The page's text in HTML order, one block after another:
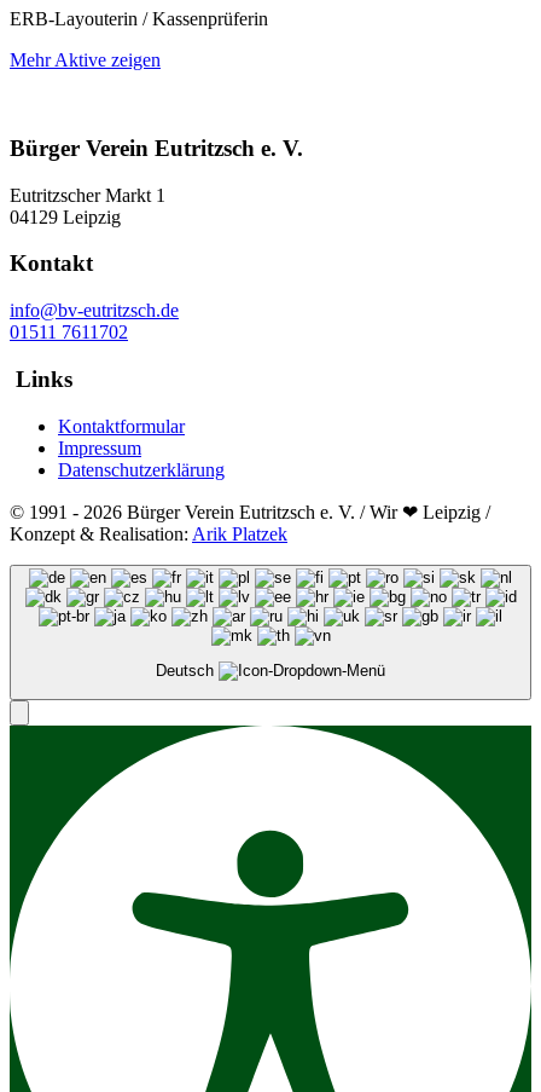
ERB-Layouterin / Kassenprüferin
Mehr Aktive zeigen
Bürger Verein Eutritzsch e. V.
Eutritzscher Markt 1
04129 Leipzig
Kontakt
info@bv-eutritzsch.de
01511 7611702
Links
Kontaktformular
Impressum
Datenschutzerklärung
© 1991 - 2026 Bürger Verein Eutritzsch e. V. / Wir ❤ Leipzig /
Konzept & Realisation: Arik Platzek
Deutsch